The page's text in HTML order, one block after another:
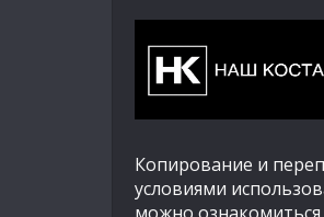
Копирование и
условиями